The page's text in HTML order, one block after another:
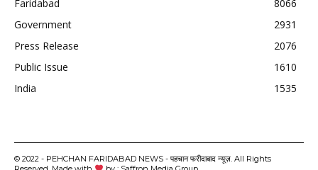
Faridabad
8066
Government
2931
Press Release
2076
Public Issue
1610
India
1535
© 2022 - PEHCHAN FARIDABAD NEWS - पहचान फरीदाबाद न्यूज़. All Rights